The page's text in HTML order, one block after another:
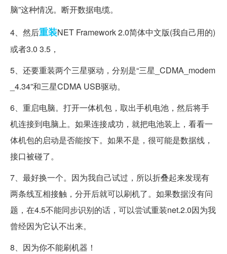
脑”这种情况。断开数据电缆。
4、然后重装NET Framework 2.0简体中文版(我自己用的)
或者3.0 3.5，
5、还要重装两个三星驱动，分别是“三星_CDMA_modem
_4.34”和三星CDMA USB驱动。
6、重启电脑。打开一体机包，取出手机电池，然后将手
机连接到电脑上。如果连接成功，就把电池装上，看看一
体机包的启动是否能按下。如果不是，很可能是数据线，
接口被碰了。
7、最好换一个。因为我自己试过，所以折叠起来发现有
两条线互相接触，分开后就可以刷机了。如果数据没有问
题，在4.5不能同步识别的话，可以尝试重装net.2.0因为我
曾经因为它认不出来。
8、因为你不能刷机器！